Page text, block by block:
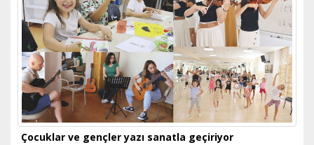
Çocuklar ve gençler yazı sanatla geçiriyor